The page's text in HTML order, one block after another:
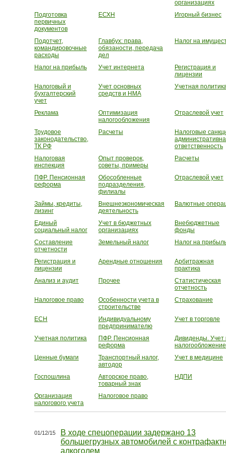
организациях
Подготовка
первичных
документов
ЕСХН Игорный бизнес
Подотчет,
командировочные
расходы
Главбух: права,
обязаности, передача
дел
Налог на
Налог на прибыль Учет интернета
Регистрация и
лицензии
Налоговый и
бухгалтерский
учет
Учет основных
средств и НМА
Учетная
Реклама
Оптимизация
налогообложения
Отраслевой учет
Трудовое
законодательство,
ТК РФ
Расчеты
Налоговые
ответственность
Налоговая
инспекция
Опыт проверок,
советы, примеры
Расчеты
ПФР. Пенсионная
реформа
Обособленные
подразделения,
филиалы
Отраслевой учет
Займы, кредиты,
лизинг
Внешнеэкономическая
деятельность
Валютные
Единый
социальный налог
Учет в бюджетных
организациях
Внебюджетные
фонды
Составление
отчетности
Земельный налог Налог на
Регистрация и
лицензии
Арендные отношения
Арбитражная
практика
Анализ и аудит
Прочее
Статистическая
отчетность
Налоговое право
Особенности учета в
строительстве
Страхование
ЕСН
Индивидуальному
предпринимателю
Учет в торговле
Учетная политика
ПФР. Пенсионная
реформа
Дивиденды. Учет
налогообложение
Ценные бумаги
Транспортный налог,
автодор
Учет в медицине
Госпошлина
Авторское право,
товарный знак
НДПИ
Организация
налогового учета
Налоговое право
01/12/15
В ходе спецоперации задержано 13
большегрузных автомобилей с
алкоголем